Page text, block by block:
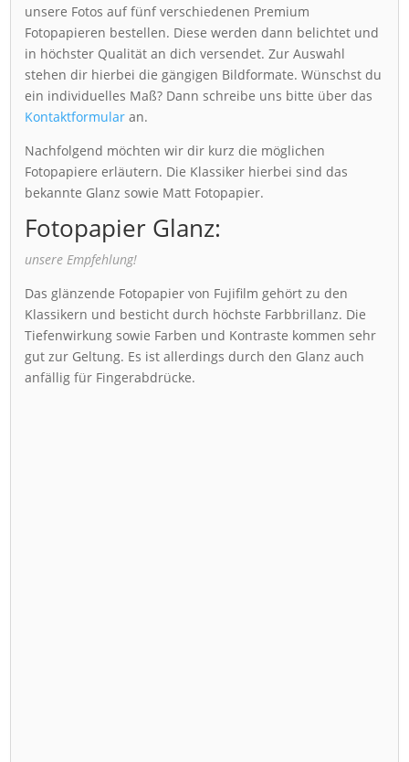
unsere Fotos auf fünf verschiedenen Premium
Fotopapieren bestellen. Diese werden dann belichtet und
in höchster Qualität an dich versendet. Zur Auswahl
stehen dir hierbei die gängigen Bildformate. Wünschst du
ein individuelles Maß? Dann schreibe uns bitte über das
Kontaktformular an.
Nachfolgend möchten wir dir kurz die möglichen
Fotopapiere erläutern. Die Klassiker hierbei sind das
bekannte Glanz sowie Matt Fotopapier.
Fotopapier Glanz:
unsere Empfehlung!
Das glänzende Fotopapier von Fujifilm gehört zu den
Klassikern und besticht durch höchste Farbbrillanz. Die
Tiefenwirkung sowie Farben und Kontraste kommen sehr
gut zur Geltung. Es ist allerdings durch den Glanz auch
anfällig für Fingerabdrücke.